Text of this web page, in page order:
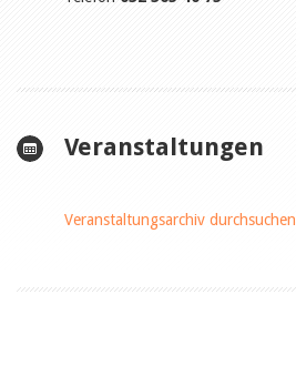
Veranstaltungen
Veranstaltungsarchiv durchsuchen